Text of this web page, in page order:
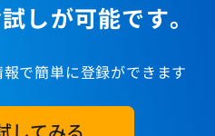
しが可能です。
で簡単に登録ができます